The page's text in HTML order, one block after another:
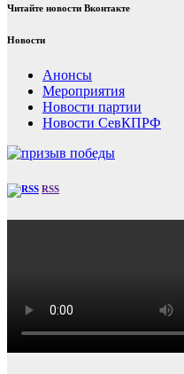
Читайте новости Вконтакте
Новости
Анонсы
Мероприятия
Новости партии
Новости СевКПРФ
RSS